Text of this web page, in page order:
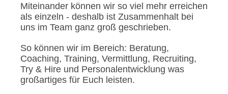
Miteinander können wir so viel mehr erreichen
als einzeln - deshalb ist Zusammenhalt bei
uns im Team ganz groß geschrieben.
So können wir im Bereich: Beratung,
Coaching, Training, Vermittlung, Recruiting,
Try & Hire und Personalentwicklung was
großartiges für Euch leisten.